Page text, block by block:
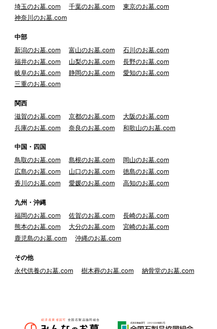
埼玉のお墓.com
千葉のお墓.com
東京のお墓.com
神奈川のお墓.com
中部
新潟のお墓.com
富山のお墓.com
石川のお墓.com
福井のお墓.com
山梨のお墓.com
長野のお墓.com
岐阜のお墓.com
静岡のお墓.com
愛知のお墓.com
三重のお墓.com
関西
滋賀のお墓.com
京都のお墓.com
大阪のお墓.com
兵庫のお墓.com
奈良のお墓.com 和歌山のお墓.com
中国・四国
鳥取のお墓.com
島根のお墓.com
岡山のお墓.com
広島のお墓.com
山口のお墓.com
徳島のお墓.com
香川のお墓.com
愛媛のお墓.com 高知のお墓.com
九州・沖縄
福岡のお墓.com
佐賀のお墓.com
長崎のお墓.com
熊本のお墓.com
大分のお墓.com
宮崎のお墓.com
鹿児島のお墓.com
沖縄のお墓.com
その他
永代供養のお墓.com
樹木葬のお墓.com 納骨堂のお墓.com